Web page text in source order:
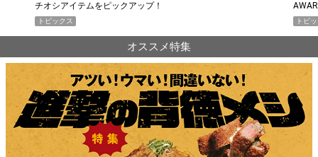
AWARD】
トピックス PR
オススメ特集